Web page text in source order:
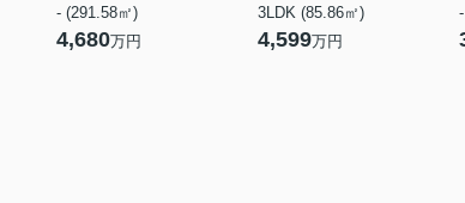
- (291.58㎡)
4,680万円
3LDK (85.86㎡)
4,599万円